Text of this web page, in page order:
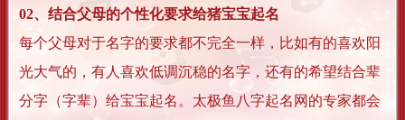
02、结合父母的个性化要求给猪宝宝起名
每个父母对于名字的要求都不完全一样，比如有的喜欢阳
光大气的，有人喜欢低调沉稳的名字，还有的希望结合辈
分字（字辈）给宝宝起名。太极鱼八字起名网的专家都会